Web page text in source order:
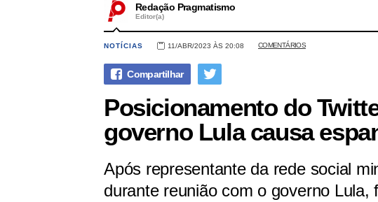
Redação Pragmatismo
Editor(a)
NOTÍCIAS 11/ABR/2023 ÀS 20:08 COMENTÁRIOS
Posicionamento do
governo Lula causa
Após representante da rede social
durante reunião com o governo